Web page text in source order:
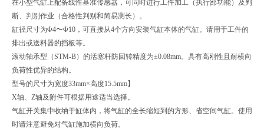
在小型气缸上配备线性基准传感器，可同时进行工件加工（执行部功能）及判
断、判别作业（合格性判别和简易测长）。
缸径尺寸为Φ4〜Φ10，可直接从4个方向安装气缸本体的气缸。请用于工件的
排出或送料器的挡板等。
滚动轴承型（STM-B）的活塞杆防回转精度为±0.08mm。具有高刚性且耐横向
负荷性优异的结构。
型号的尺寸为宽度33mm×高度15.5mm】
X轴、Z轴及附件可根据用途适当选择。
气缸开关集中收纳于缸体内，将气缸的全长缩短到的方形、省空间气缸。使用
时请注意避免对气缸施加横向负荷。